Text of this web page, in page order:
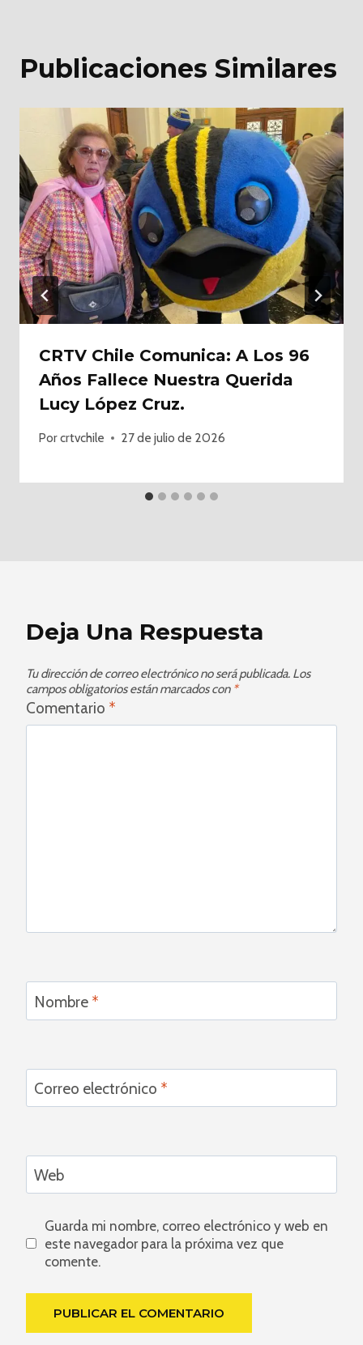
Publicaciones Similares
CRTV Chile Comunica: A Los 96
Años Fallece Nuestra Querida
Lucy López Cruz.
Porcrtvchile 27 de julio de 2026
Deja Una Respuesta
Tu dirección de correo electrónico no será publicada. Los
campos obligatorios están marcados con *
Comentario *
Nombre *
Correo electrónico *
Web
Guarda mi nombre, correo electrónico y web en
este navegador para la próxima vez que
comente.